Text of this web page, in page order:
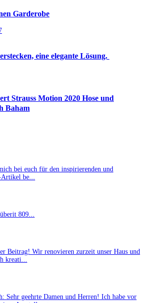
Garderobe
eine elegante Lösung.
Strauss Motion 2020 Hose und
Baham
bei euch für den inspirierenden und
be...
809...
Beitrag! Wir renovieren zurzeit unser Haus und
kreati...
Sehr geehrte Damen und Herren! Ich habe vor